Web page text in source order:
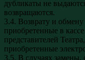
дубликаты не
возвращаются.
3.4. Возврату и
приобретенные в
представителей
приобретенные
3.5. В случаях